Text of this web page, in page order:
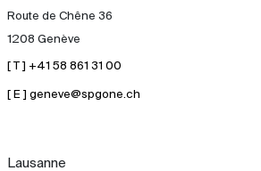
Route de Chêne 36
1208 Genève
[ T ] +41 58 861 31 00
[ E ] geneve@spgone.ch
Lausanne